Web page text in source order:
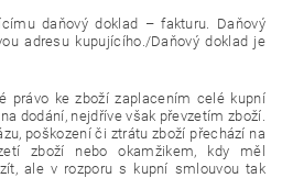
daňový doklad – fakturu. Daňový
adresu kupujícího./Daňový doklad je
právo ke zboží zaplacením celé kupní
dodání, nejdříve však převzetím zboží.
poškození či ztrátu zboží přechází na
zboží nebo okamžikem, kdy měl
ale v rozporu s kupní smlouvou tak